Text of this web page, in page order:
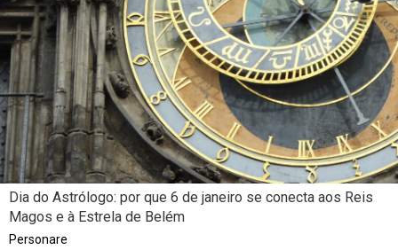
Dia do Astrólogo: por que 6 de janeiro se conecta aos Reis
Magos e à Estrela de Belém
Personare